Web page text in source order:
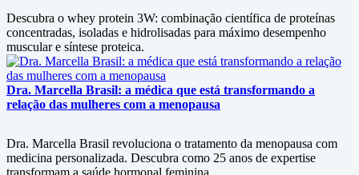
Descubra o whey protein 3W: combinação científica de proteínas
concentradas, isoladas e hidrolisadas para máximo desempenho
muscular e síntese proteica.
Dra. Marcella Brasil: a médica que está transformando a
relação das mulheres com a menopausa
Dra. Marcella Brasil revoluciona o tratamento da menopausa com
medicina personalizada. Descubra como 25 anos de expertise
transformam a saúde hormonal feminina.